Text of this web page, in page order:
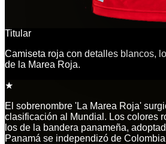
Titular
Camiseta roja con detalles blancos,
de la Marea Roja.
★
El sobrenombre 'La Marea Roja'
clasificación al Mundial. Los colores
los de la bandera panameña,
Panamá se independizó de